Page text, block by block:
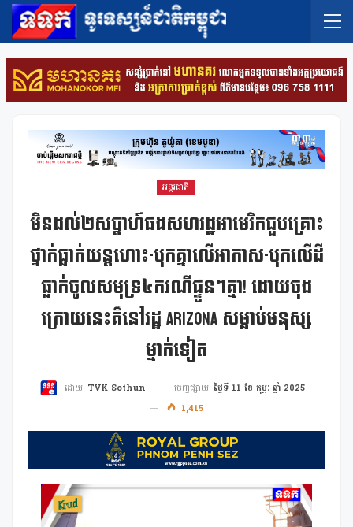
អន្តរជាតិ
មិនដល់២សប្តាហ៍ផងសហរដ្ឋអាមេរិកជួបគ្រោះ
ថ្នាក់ធ្លាក់យន្តហោះ-បុកគ្នាលើអាកាស-បុកលើដី
ធ្លាក់ចូលសមុទ្រ៤ករណីផ្ទួនៗគ្នា! ដោយចុង
ក្រោយនេះគឺនៅរដ្ឋ Arizona សម្លាប់មនុស្ស
ម្នាក់ទៀត
ដោយ TVK Sothun ចេញផ្សាយ ថ្ងៃទី 11 ខែ កុម្ភៈ ឆ្នាំ 2025
1,415